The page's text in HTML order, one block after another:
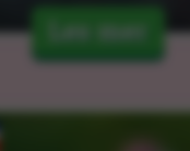
Les mer